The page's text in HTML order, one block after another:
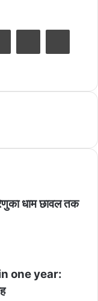
धाम छावल तक
one year: